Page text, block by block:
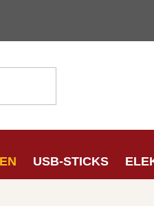
USB-STICKS